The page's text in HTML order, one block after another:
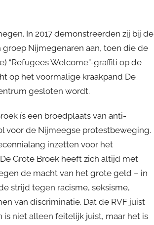
In 2017 demonstreerden zij bij de
Nijmegenaren aan, toen die de
“Refugees Welcome”-graffiti op de
op het voormalige kraakpand De
gesloten wordt.
ís een broedplaats van anti-
voor de Nijmeegse protestbeweging.
inzetten voor het
Grote Broek heeft zich altijd met
de macht van het grote geld – in
strijd tegen racisme, seksisme,
van discriminatie. Dat de RVF juist
niet alleen feitelijk juist, maar het is